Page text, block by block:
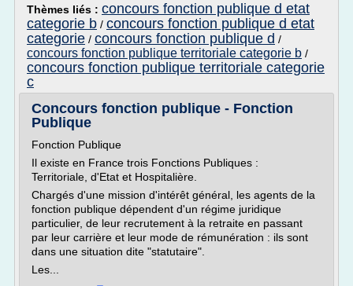
Thèmes liés : concours fonction publique d etat
categorie b / concours fonction publique d etat
categorie / concours fonction publique d /
concours fonction publique territoriale categorie b /
concours fonction publique territoriale categorie
c
Concours fonction publique - Fonction
Publique
Fonction Publique
Il existe en France trois Fonctions Publiques :
Territoriale, d'Etat et Hospitalière.
Chargés d'une mission d'intérêt général, les agents de la
fonction publique dépendent d'un régime juridique
particulier, de leur recrutement à la retraite en passant
par leur carrière et leur mode de rémunération : ils sont
dans une situation dite "statutaire".
Les...